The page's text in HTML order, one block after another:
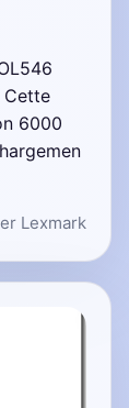
Cette
6000
Lexmark